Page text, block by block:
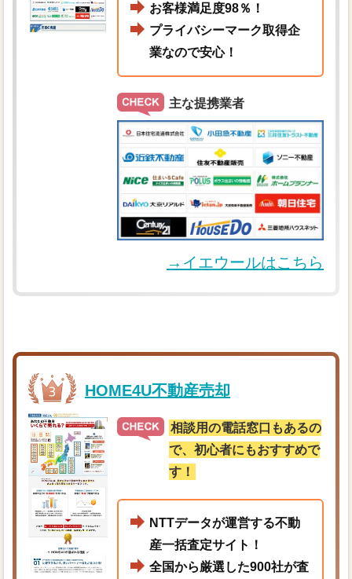
お客様満足度98％！
プライバシーマーク取得企
業なので安心！
主な提携業者
→イエウールはこちら
HOME4U不動産売却
相談用の電話窓口もあるの
で、初心者にもおすすめで
す！
NTTデータが運営する不動
産一括査定サイト！
全国から厳選した900社が査